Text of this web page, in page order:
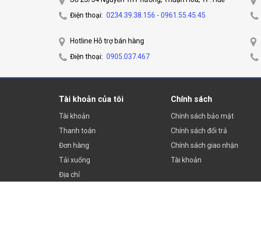
Điện thoại: 0234.39.38.156 - 0961.55.45.45
Hotline Hỗ trợ bán hàng
Điện thoại: 0905.037.467
Tài khoản của tôi
Tài khoản
Thanh toán
Đơn hàng
Tải xuống
Địa chỉ
Chính sách
Chính sách bảo mật
Chính sách đổi trả
Chính sách giao nhận
Tài khoản